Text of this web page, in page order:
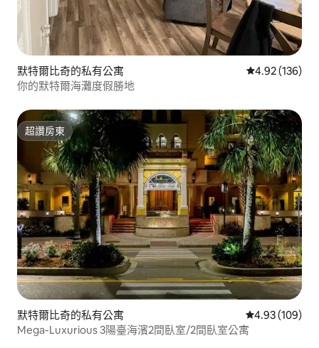
默特爾比奇的私有公寓 從 136 則評價
4.92 (136)
你的默特爾海灘度假勝地
超讚房東
超讚房東
默特爾比奇的私有公寓 從 109 則評價
4.93 (109)
Mega-Luxurious 3陽臺海濱2間臥室/2間臥室公寓